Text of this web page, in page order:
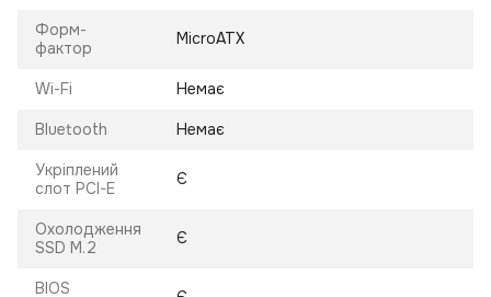
Форм-
фактор
MicroATX
Wi-Fi Немає
Bluetooth Немає
Укріплений
слот PCI-E
Є
Охолодження
SSD M.2
Є
BIOS